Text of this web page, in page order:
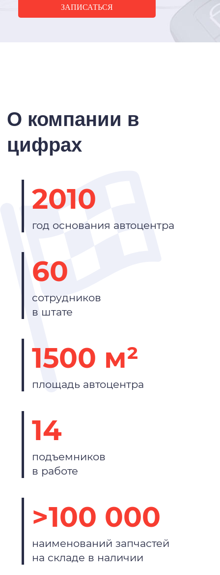
ЗАПИСАТЬСЯ
О компании в
цифрах
2010
год основания автоцентра
60
сотрудников
в штате
1500 м²
площадь автоцентра
14
подъемников
в работе
>100 000
наименований запчастей
на складе в наличии